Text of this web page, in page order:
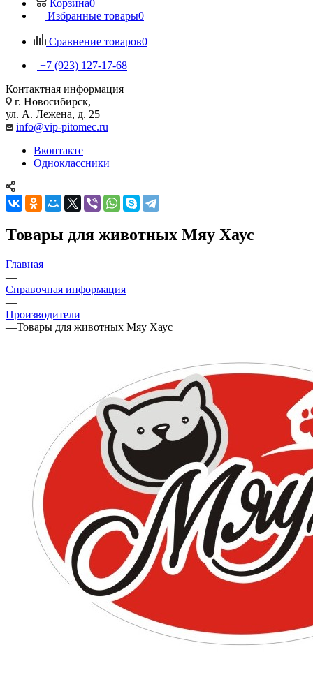
Корзина0
Избранные товары0
Сравнение товаров0
+7 (923) 127-17-68
Контактная информация
г. Новосибирск,
ул. А. Лежена, д. 25
info@vip-pitomec.ru
Вконтакте
Одноклассники
Товары для животных Мяу Хаус
Главная
—
Справочная информация
—
Производители
—Товары для животных Мяу Хаус